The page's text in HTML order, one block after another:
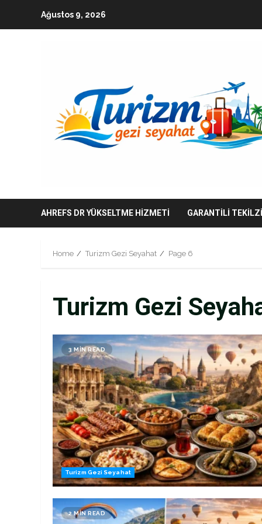
Ağustos 9, 2026
AHREFS DR YÜKSELTME HIZMETI GARANTILI
Home Turizm Gezi Seyahat Page 6
Turizm Gezi
3 MIN READ
Turizm Gezi Seyahat
2 MIN READ